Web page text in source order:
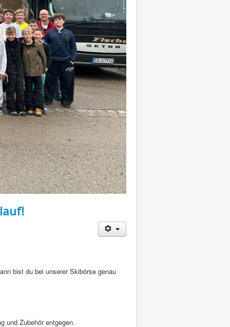
bist du bei unserer Skibörse genau
und Zubehör entgegen.